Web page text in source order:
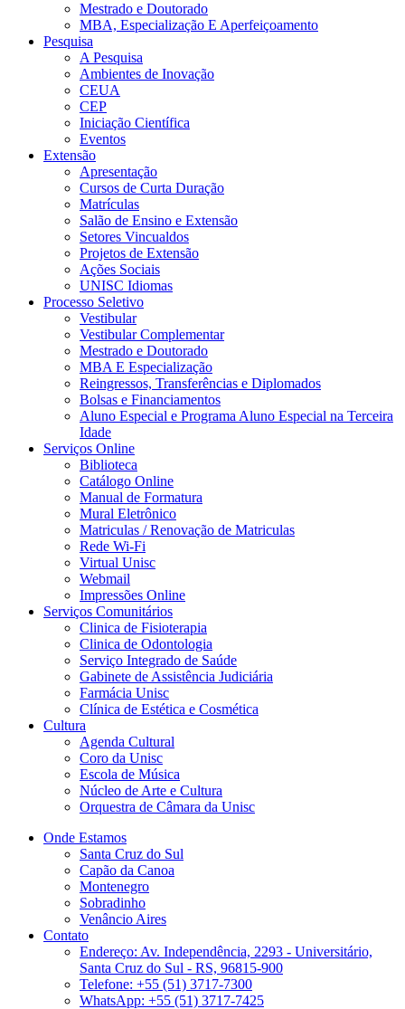
Mestrado e Doutorado
MBA, Especialização E Aperfeiçoamento
Pesquisa
A Pesquisa
Ambientes de Inovação
CEUA
CEP
Iniciação Científica
Eventos
Extensão
Apresentação
Cursos de Curta Duração
Matrículas
Salão de Ensino e Extensão
Setores Vincualdos
Projetos de Extensão
Ações Sociais
UNISC Idiomas
Processo Seletivo
Vestibular
Vestibular Complementar
Mestrado e Doutorado
MBA E Especialização
Reingressos, Transferências e Diplomados
Bolsas e Financiamentos
Aluno Especial e Programa Aluno Especial na Terceira
Idade
Serviços Online
Biblioteca
Catálogo Online
Manual de Formatura
Mural Eletrônico
Matriculas / Renovação de Matriculas
Rede Wi-Fi
Virtual Unisc
Webmail
Impressões Online
Serviços Comunitários
Clinica de Fisioterapia
Clinica de Odontologia
Serviço Integrado de Saúde
Gabinete de Assistência Judiciária
Farmácia Unisc
Clínica de Estética e Cosmética
Cultura
Agenda Cultural
Coro da Unisc
Escola de Música
Núcleo de Arte e Cultura
Orquestra de Câmara da Unisc
Onde Estamos
Santa Cruz do Sul
Capão da Canoa
Montenegro
Sobradinho
Venâncio Aires
Contato
Endereço: Av. Independência, 2293 - Universitário,
Santa Cruz do Sul - RS, 96815-900
Telefone: +55 (51) 3717-7300
WhatsApp: +55 (51) 3717-7425